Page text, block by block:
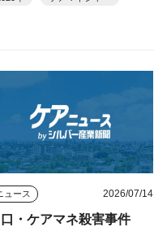
ュース 2026/07/14
口・ケアマネ殺害事件